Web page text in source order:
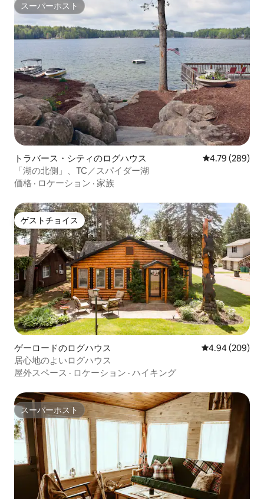
スーパーホスト
スーパーホスト
トラバース・シティのログハウス レビュー289
4.79 (289)
「湖の北側」、TC／スパイダー湖
価格 · ロケーション · 家族
ゲストチョイス
ゲストチョイス
ゲーロードのログハウス レビュー209
4.94 (209)
居心地のよいログハウス
屋外スペース · ロケーション · ハイキング
スーパーホスト
スーパーホスト